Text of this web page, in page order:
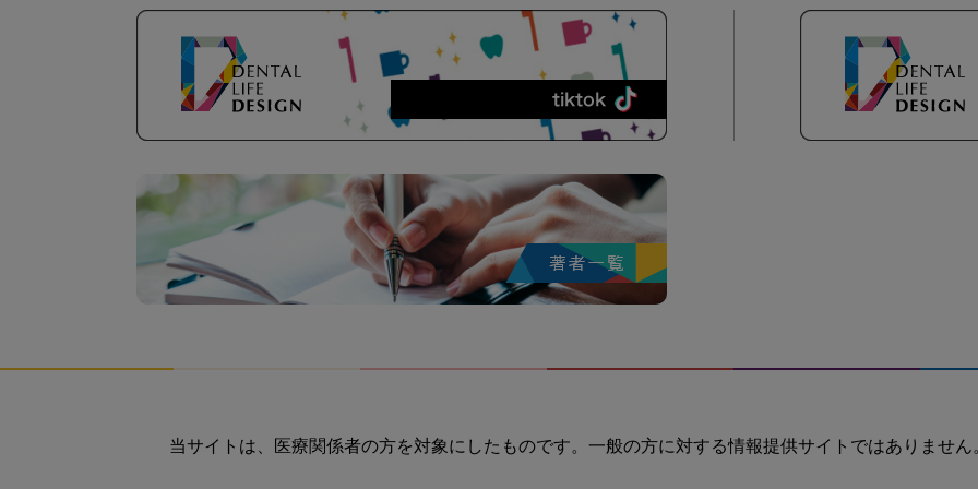
当サイトは、医療関係者の方を対象にしたものです。一般の方に対する情報提供サイトではありません